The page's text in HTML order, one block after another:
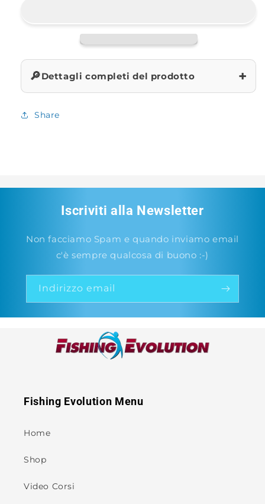
🔎Dettagli completi del prodotto +
Share
Iscriviti alla Newsletter
Non facciamo Spam e quando inviamo email
c'è sempre qualcosa di buono :-)
Indirizzo email
Fishing Evolution Menu
Home
Shop
Video Corsi